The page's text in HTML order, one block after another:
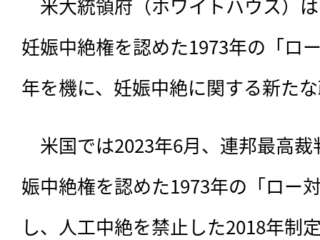
妊娠中絶権を認めた1973年の「ロ
年を機に、妊娠中絶に関する新た
米国では2023年6月、連邦最高
娠中絶権を認めた1973年の「ロー
し、人工中絶を禁止した2018年制